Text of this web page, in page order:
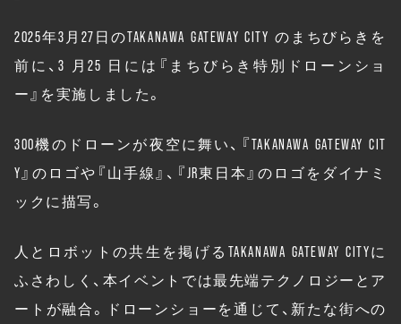
2025年3月27日のTAKANAWA GATEWAY CITY のまちびらきを
前に、3 月25 日には『まちびらき特別ドローンショ
ー』を実施しました。
300機のドローンが夜空に舞い、『TAKANAWA GATEWAY CIT
Y』のロゴや『山手線』、『JR東日本』のロゴをダイナミ
ックに描写。
人とロボットの共生を掲げるTAKANAWA GATEWAY CITYに
ふさわしく、本イベントでは最先端テクノロジーとア
ートが融合。ドローンショーを通じて、新たな街への